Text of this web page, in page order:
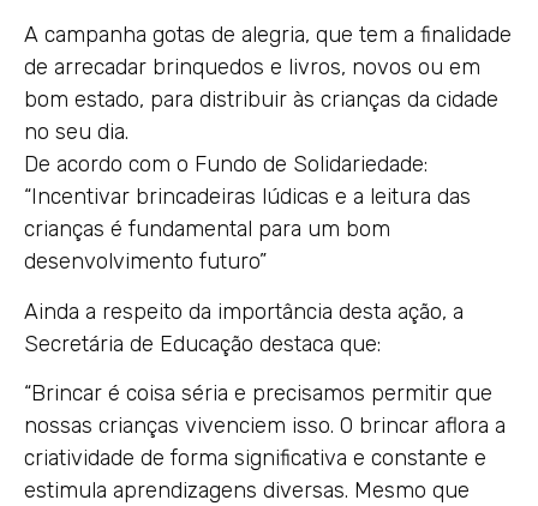
A campanha gotas de alegria, que tem a finalidade
de arrecadar brinquedos e livros, novos ou em
bom estado, para distribuir às crianças da cidade
no seu dia.
De acordo com o Fundo de Solidariedade:
“Incentivar brincadeiras lúdicas e a leitura das
crianças é fundamental para um bom
desenvolvimento futuro”
Ainda a respeito da importância desta ação, a
Secretária de Educação destaca que:
“Brincar é coisa séria e precisamos permitir que
nossas crianças vivenciem isso. O brincar aflora a
criatividade de forma significativa e constante e
estimula aprendizagens diversas. Mesmo que